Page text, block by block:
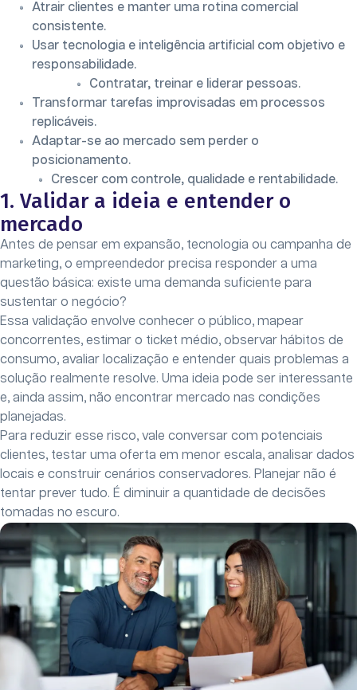
Atrair clientes e manter uma rotina comercial
consistente.
Usar tecnologia e inteligência artificial com objetivo e
responsabilidade.
Contratar, treinar e liderar pessoas.
Transformar tarefas improvisadas em processos
replicáveis.
Adaptar-se ao mercado sem perder o
posicionamento.
Crescer com controle, qualidade e rentabilidade.
1. Validar a ideia e entender o
mercado
Antes de pensar em expansão, tecnologia ou campanha de
marketing, o empreendedor precisa responder a uma
questão básica: existe uma demanda suficiente para
sustentar o negócio?
Essa validação envolve conhecer o público, mapear
concorrentes, estimar o ticket médio, observar hábitos de
consumo, avaliar localização e entender quais problemas a
solução realmente resolve. Uma ideia pode ser interessante
e, ainda assim, não encontrar mercado nas condições
planejadas.
Para reduzir esse risco, vale conversar com potenciais
clientes, testar uma oferta em menor escala, analisar dados
locais e construir cenários conservadores. Planejar não é
tentar prever tudo. É diminuir a quantidade de decisões
tomadas no escuro.